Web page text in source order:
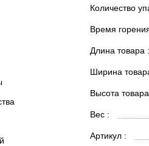
Количество
Время
Длина товара :
Ширина
Высота
Вес :
Артикул :